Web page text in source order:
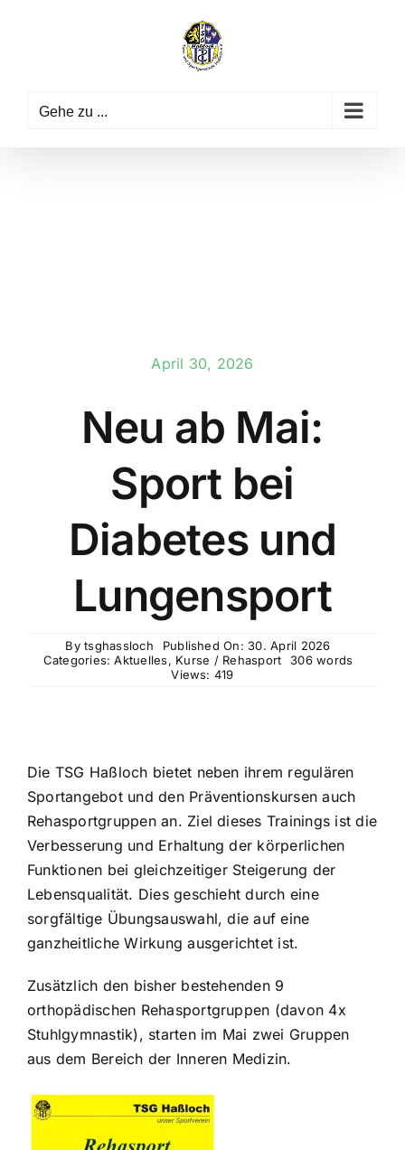
Gehe zu ...
April 30, 2026
Neu ab Mai:
Sport bei
Diabetes und
Lungensport
Bytsghassloch
Published On: 30. April 2026
Categories:Aktuelles, Kurse / Rehasport
306 words
Views: 419
Die TSG Haßloch bietet neben ihrem regulären
Sportangebot und den Präventionskursen auch
Rehasportgruppen an. Ziel dieses Trainings ist die
Verbesserung und Erhaltung der körperlichen
Funktionen bei gleichzeitiger Steigerung der
Lebensqualität. Dies geschieht durch eine
sorgfältige Übungsauswahl, die auf eine
ganzheitliche Wirkung ausgerichtet ist.
Zusätzlich den bisher bestehenden 9
orthopädischen Rehasportgruppen (davon 4x
Stuhlgymnastik), starten im Mai zwei Gruppen
aus dem Bereich der Inneren Medizin.